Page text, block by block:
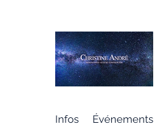
Infos Événements